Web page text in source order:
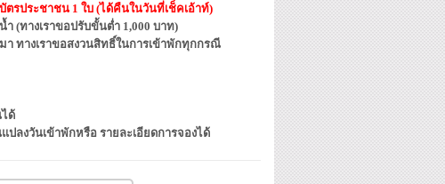
รประชาชน 1 ใบ (ได้คืนในวันที่เช็คเอ้าท์)
(ทางเราขอปรับขั้นต่ำ 1,000 บาท)
ทางเราขอสงวนสิทธิ์ในการเข้าพักทุกกรณี
ด้
ปลงวันเข้าพักหรือ รายละเอียดการจองได้